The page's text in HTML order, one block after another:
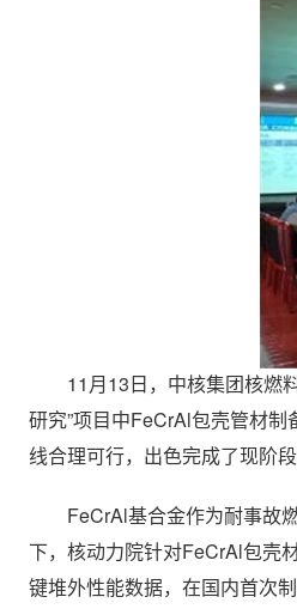
11月13日，中核集团核燃料
研究”项目中FeCrAl包壳管材
线合理可行，出色完成了现阶
FeCrAl基合金作为耐事故燃
下，核动力院针对FeCrAl包壳
键堆外性能数据，在国内首次